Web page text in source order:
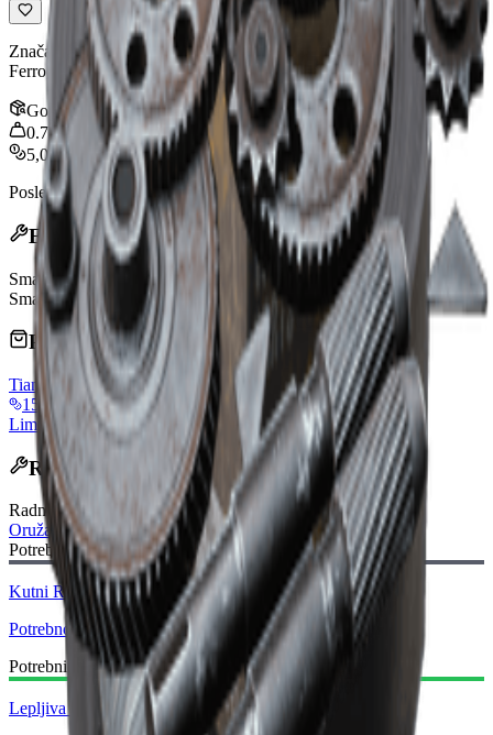
Značajno smanjuje horizontalni trzaj. Kompatibilno sa: Arpeggio,
Ferro, Venator, Il Toro, Stitcher
Gomila
1
0.75kg
5,000
Poslednje ažuriranje
Mar 22, 2026
Efekti
Smanjena Brzina Nišanjenja
30%
Smanjen Horizontalni Trzaj
Prodaju trgovci
Tian Wen
vendorLevel
15,000 Coins
Limit: 1
Obnavlja se dnevno
Recept za izradu
Radni sto
Oružar
Potreban nacrt:
Kutni Rukohvat III Nacrt
Potrebno
Potrebni materijali:
Lepljiva Traka